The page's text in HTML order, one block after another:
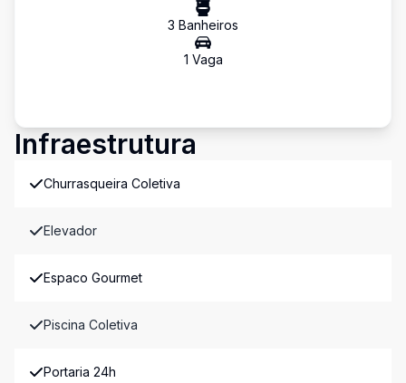
3 Banheiros
1 Vaga
Infraestrutura
Churrasqueira Coletiva
Elevador
Espaco Gourmet
Piscina Coletiva
Portaria 24h